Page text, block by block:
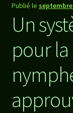
Publié le septembre
Un
pour